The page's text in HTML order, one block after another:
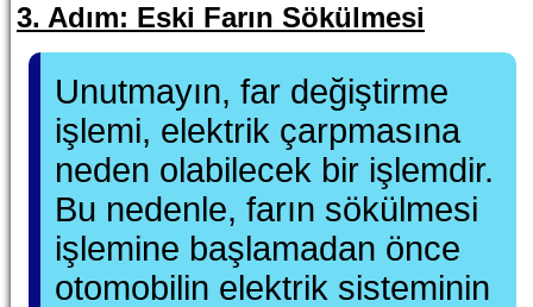
3. Adım: Eski Farın Sökülmesi
Unutmayın, far değiştirme
işlemi, elektrik çarpmasına
neden olabilecek bir işlemdir.
Bu nedenle, farın sökülmesi
işlemine başlamadan önce
otomobilin elektrik sisteminin